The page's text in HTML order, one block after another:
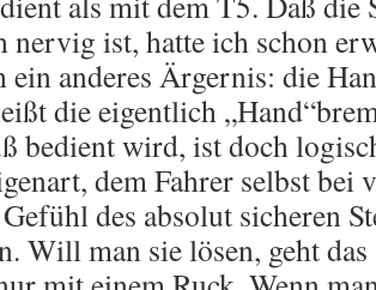
nervig ist, hatte ich schon
ein anderes Ärgernis: die
die eigentlich
bedient wird, ist doch
dem Fahrer selbst bei
des absolut sicheren
Will man sie lösen, geht